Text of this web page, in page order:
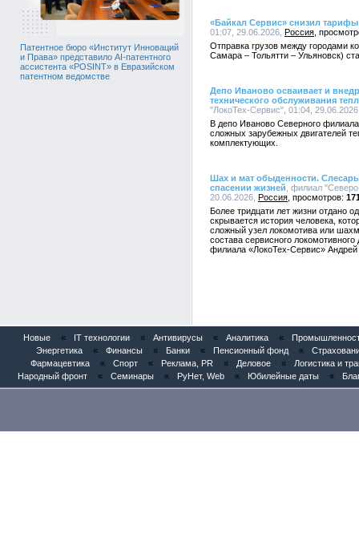
Патентное бюро «Институт Инноваций
и Права» представило AI-патентного
ассистента «POSINT» в Евразийском
патентном ведомстве
«Байкал Сервис» снизил
01:07, 29.06.2026, Россия
Отправка грузов между городами
Самара – Тольятти – Ульяновск)
Депо Иваново осваивает и
технического обслуживания
"ЛокоТех-Сервис", 01:04,
В депо Иваново Северного
сложных зарубежных двигателей
комплектующих.
Шах и мат обыденности.
спасении жизней , филиал
20.06.2026, Россия
Более тридцати лет жизни отдано
скрывается история человека,
сложный узел локомотива или
состава сервисного
филиала «ЛокоТех-Сервис» Андрей
Новые « IT технологии « Антивирусы « Аналитика «
Энергетика
« Финансы « Банки « Пенсионный фонд «
Фармацевтика
« Спорт « Реклама, PR « Деловое «
Логистика и
Народный фронт
« Семинары « РуНет, Web « Юбилейные даты «